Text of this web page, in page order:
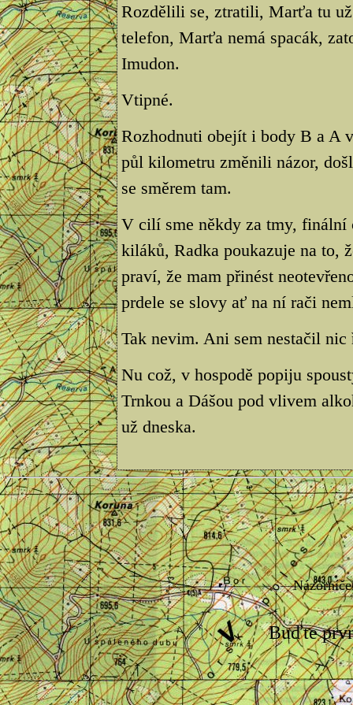
Rozdělili se, ztratili, Marťa tu
telefon, Marťa nemá spacák,
Imudon.
Vtipné.
Rozhodnuti obejít i body B a A
půl kilometru změnili názor,
se směrem tam.
V cilí sme někdy za tmy, finální
kiláků, Radka poukazuje na to,
praví, že mam přinést
prdele se slovy ať na ní rači
Tak nevim. Ani sem nestačil nic
Nu což, v hospodě popiju
Trnkou a Dášou pod vlivem
už dneska.